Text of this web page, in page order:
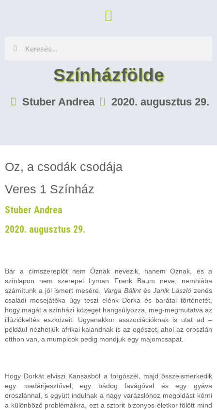
Színházfölde
Stuber Andrea 2020. augusztus 29.
Oz, a csodák csodája
Veres 1 Színház
Stuber Andrea
2020. augusztus 29.
Bár a címszereplőt nem Óznak nevezik, hanem Oznak, és a
színlapon nem szerepel Lyman Frank Baum neve, nemhiába
számítunk a jól ismert mesére. Varga Bálintés Janik Lászlózenés
családi mesejátéka úgy teszi elénk Dorka és barátai történetét,
hogy magát a színházi közeget hangsúlyozza, meg-megmutatva az
illúziókeltés eszközeit. Ugyanakkor asszociációknak is utat ad –
például nézhetjük afrikai kalandnak is az egészet, ahol az oroszlán
otthon van, a mumpicok pedig mondjuk egy majomcsapat.
Hogy Dorkát elviszi Kansasból a forgószél, majd összeismerkedik
egy madárijesztővel, egy bádog favágóval és egy gyáva
oroszlánnal, s együtt indulnak a nagy varázslóhoz megoldást kérni
a különböző problémáikra, ezt a sztorit bizonyos életkor fölött mind